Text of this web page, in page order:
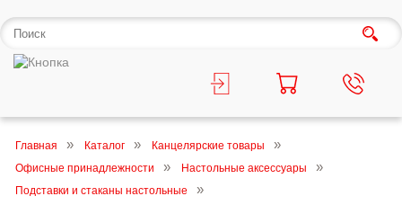
Главная Каталог
Канцелярские товары
Офисные принадлежности
Настольные аксессуары
Подставки и стаканы настольные